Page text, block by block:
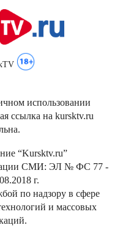
использовании
ссылка на kursktv.ru
“Kursktv.ru”
СМИ: ЭЛ № ФС 77 -
г.
по надзору в сфере
и массовых